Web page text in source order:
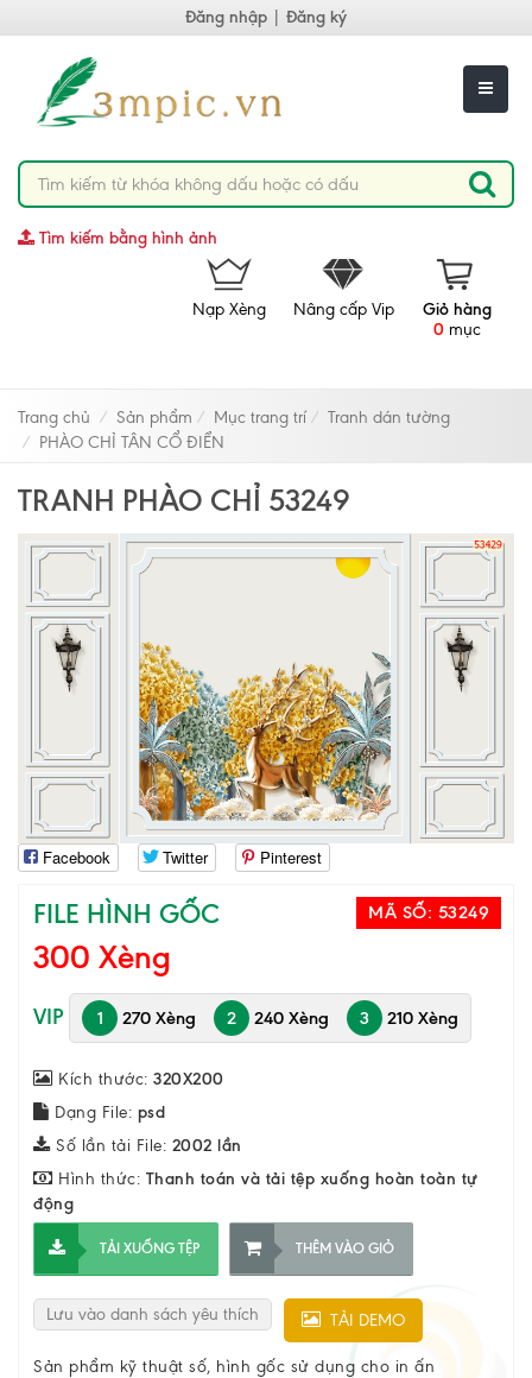
Đăng nhập Đăng ký
Tìm kiếm bằng hình ảnh
Giỏ hàng
0 mục
Nâng cấp Vip
Nạp Xèng
Trang chủ Sản phẩm Mục trang trí
Tranh dán tường
PHÀO CHỈ TÂN CỔ ĐIỂN
TRANH PHÀO CHỈ 53249
Facebook Twitter Pinterest
FILE HÌNH GỐC MÃ SỐ: 53249
300 Xèng
VIP 1 270 Xèng 2 240 Xèng 3 210 Xèng
Kích thước: 320X200
Dạng File: psd
Số lần tải File: 2002 lần
Hình thức: Thanh toán và tải tệp xuống hoàn toàn tự
động
TẢI XUỐNG TỆP THÊM VÀO GIỎ
Lưu vào danh sách yêu thích TẢI DEMO
Sản phẩm kỹ thuật số, hình gốc sử dụng cho in ấn